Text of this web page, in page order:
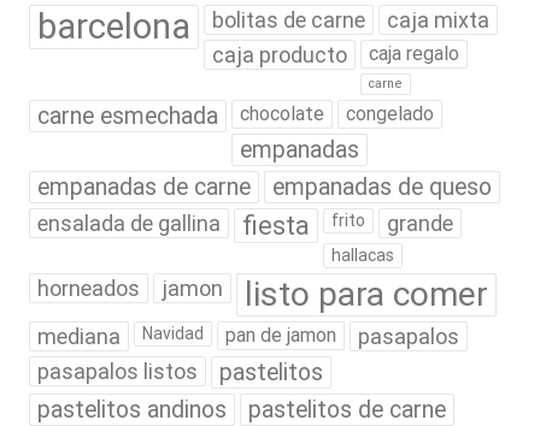
barcelona bolitas de carne
caja mixta
caja producto
caja regalo
carne
carne esmechada chocolate congelado
empanadas
empanadas de carne
empanadas de queso
ensalada de gallina fiesta frito grande
hallacas
horneados jamon listo para comer
mediana Navidad pan de jamon
pasapalos
pasapalos listos
pastelitos
pastelitos andinos
pastelitos de carne